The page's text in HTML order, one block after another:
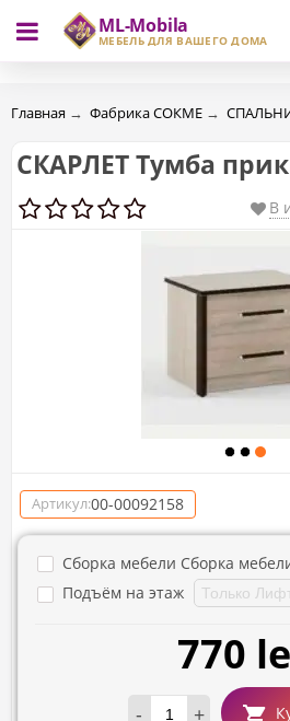
ML-Mobila
МЕБЕЛЬ ДЛЯ ВАШЕГО ДОМА
RU RO
Главная → Фабрика СОКМЕ →
СКАРЛЕТ Тумба
В
Артикул:00-00092158
Сборка мебели Сборка
Подъём на этаж
770
- +